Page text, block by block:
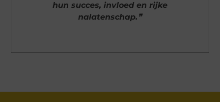
hun succes, invloed en rijke
nalatenschap.❞